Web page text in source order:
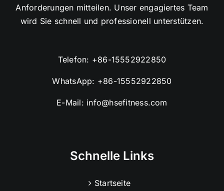
Anforderungen mitteilen. Unser engagiertes Team
wird Sie schnell und professionell unterstützen.
Telefon: +86-15552922850
WhatsApp: +86-15552922850
E-Mail: info@hsefitness.com
Schnelle Links
Startseite